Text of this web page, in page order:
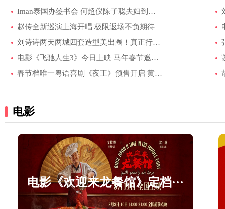
Iman泰国办签书会 何超仪陈子聪夫妇到场支持···
赵传全新巡演上海开唱 极限返场不负期待
刘诗诗两天两城四套造型美出圈！真正行走的···
电影《飞驰人生3》今日上映 马年春节邀您再···
春节档唯一粤语喜剧《夜王》预售开启 黄子华···
电影
电影《欢迎来龙餐馆》定档···